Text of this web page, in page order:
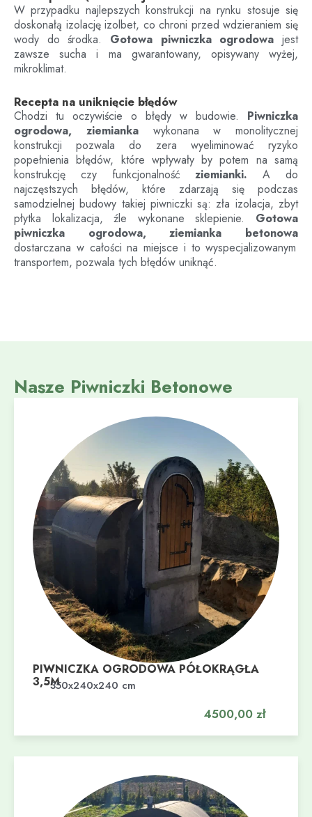
W przypadku najlepszych konstrukcji na rynku stosuje się
doskonałą izolację izolbet, co chroni przed wdzieraniem się
wody do środka. Gotowa piwniczka ogrodowa jest
zawsze sucha i ma gwarantowany, opisywany wyżej,
mikroklimat.
Recepta na uniknięcie błędów
Chodzi tu oczywiście o błędy w budowie. Piwniczka
ogrodowa, ziemiankawykonana w monolitycznej
konstrukcji pozwala do zera wyeliminować ryzyko
popełnienia błędów, które wpływały by potem na samą
konstrukcję czy funkcjonalnośćziemianki. A do
najczęstszych błędów, które zdarzają się podczas
samodzielnej budowy takiej piwniczki są: zła izolacja, zbyt
płytka lokalizacja, źle wykonane sklepienie. Gotowa
piwniczka ogrodowa, ziemianka betonowa
dostarczana w całości na miejsce i to wyspecjalizowanym
transportem, pozwala tych błędów uniknąć.
Nasze Piwniczki Betonowe
PIWNICZKA OGRODOWA PÓŁOKRĄGŁA
3,5M350x240x240 cm
4500,00 zł
Dodaj do koszyka